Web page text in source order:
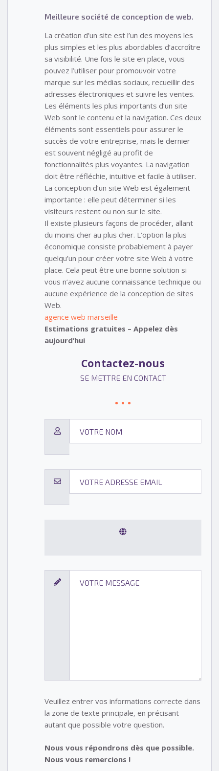
Meilleure société de conception de web.
La création d’un site est l’un des moyens les
plus simples et les plus abordables d’accroître
sa visibilité. Une fois le site en place, vous
pouvez l’utiliser pour promouvoir votre
marque sur les médias sociaux, recueillir des
adresses électroniques et suivre les ventes.
Les éléments les plus importants d’un site
Web sont le contenu et la navigation. Ces deux
éléments sont essentiels pour assurer le
succès de votre entreprise, mais le dernier
est souvent négligé au profit de
fonctionnalités plus voyantes. La navigation
doit être réfléchie, intuitive et facile à utiliser.
La conception d’un site Web est également
importante : elle peut déterminer si les
visiteurs restent ou non sur le site.
Il existe plusieurs façons de procéder, allant
du moins cher au plus cher. L’option la plus
économique consiste probablement à payer
quelqu’un pour créer votre site Web à votre
place. Cela peut être une bonne solution si
vous n’avez aucune connaissance technique ou
aucune expérience de la conception de sites
Web.
agence web marseille
Estimations gratuites – Appelez dès
aujourd’hui
Contactez-nous
SE METTRE EN CONTACT
Veuillez entrer vos informations correcte dans
la zone de texte principale, en précisant
autant que possible votre question.
Nous vous répondrons dès que possible.
Nous vous remercions !